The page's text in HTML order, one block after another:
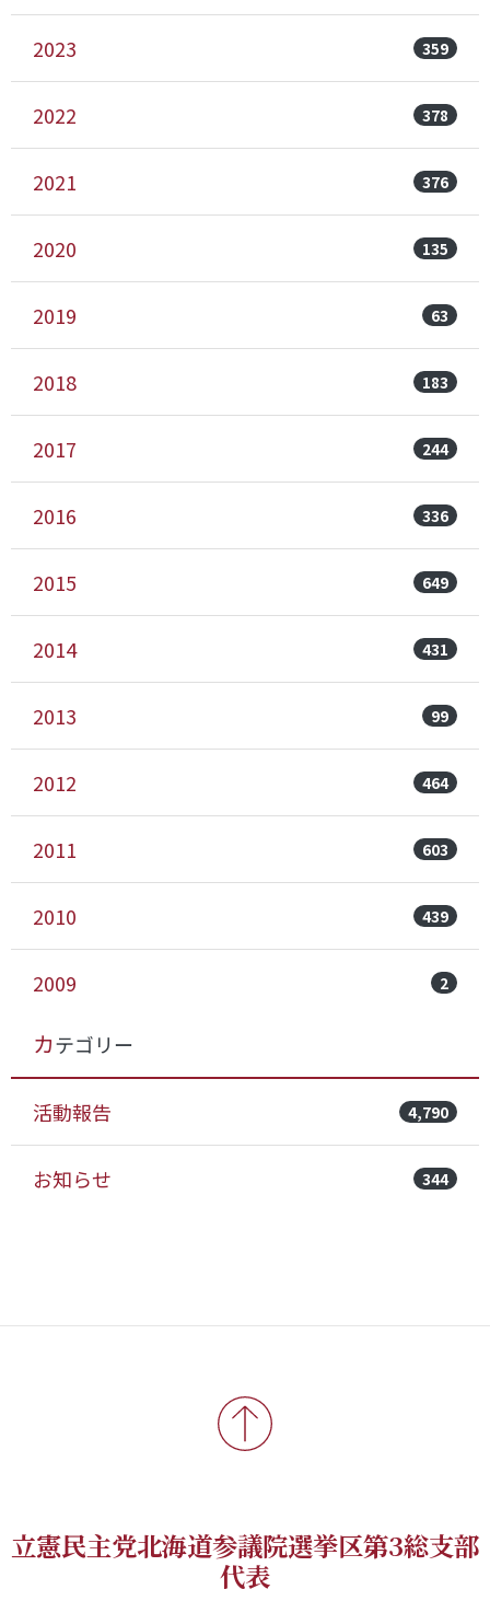
2023 359
2022 378
2021 376
2020 135
2019 63
2018 183
2017 244
2016 336
2015 649
2014 431
2013 99
2012 464
2011 603
2010 439
2009 2
カテゴリー
活動報告 4,790
お知らせ 344
立憲民主党北海道参議院選挙区第3総支部
代表